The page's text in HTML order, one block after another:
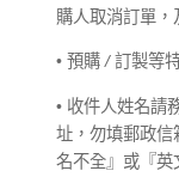
購人取消訂單，
• 預購/訂製等
• 收件人姓名請
址，勿填郵政信
名不全』或『英